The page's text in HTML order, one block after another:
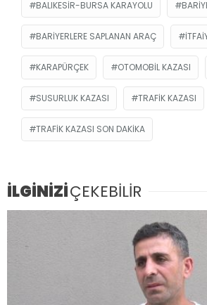
BALIKESIR-BURSA KARAYOLU
BARIYERLERE SAPLANAN ARAÇ
KARAPÜRÇEK OTOMOBIL KAZASI
SUSURLUK KAZASI TRAFIK KAZASI
TRAFIK KAZASI SON DAKIKA
İLGİNİZİÇEKEBİLİR